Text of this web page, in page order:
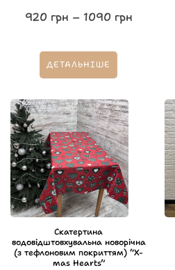
920 грн – 1090 грн
ДЕТАЛЬНІШЕ
Скатертина
водовідштовхувальна новорічна
(з тефлоновим покриттям) “X-
mas Hearts”